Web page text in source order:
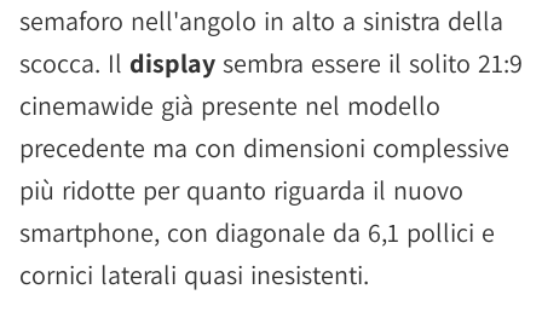
semaforo nell'angolo in alto a sinistra della
scocca. Il display sembra essere il solito 21:9
cinemawide già presente nel modello
precedente ma con dimensioni complessive
più ridotte per quanto riguarda il nuovo
smartphone, con diagonale da 6,1 pollici e
cornici laterali quasi inesistenti.